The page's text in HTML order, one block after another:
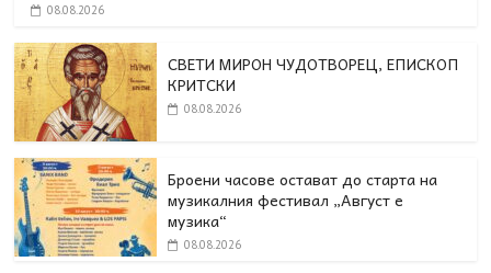
08.08.2026
СВЕТИ МИРОН ЧУДОТВОРЕЦ, ЕПИСКОП
КРИТСКИ
08.08.2026
Броени часове остават до старта на
музикалния фестивал „Август е
музика“
08.08.2026